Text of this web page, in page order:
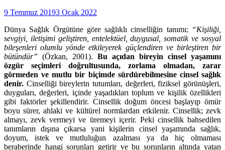
9 Temmuz 20193 Ocak 2022
Dünya Sağlık Örgütüne göre sağlıklı cinselliğin tanımı; “Kişiliği,
sevgiyi, iletişimi geliştiren, entelektüel, duygusal, somatik ve sosyal
bileşenleri olumlu yönde etkileyerek güçlendiren ve birleştiren bir
bütündür” (Özkan, 2001). Bu açıdan bireyin cinsel yaşamını
özgür seçimleri doğrultusunda, zorlama olmadan, zarar
görmeden ve mutlu bir biçimde sürdürebilmesine cinsel sağlık
denir. Cinselliği bireylerin tutumları, değerleri, fiziksel görünüşleri,
duyguları, değerleri, içinde yaşadıkları toplum ve kişilik özellikleri
gibi faktörler şekillendirir. Cinsellik doğum öncesi başlayıp ömür
boyu sürer, ahlaki ve kültürel normlardan etkilenir. Cinsellik; zevk
almayı, zevk vermeyi ve üremeyi içerir. Peki cinsellik bahsedilen
tanımların dışına çıkarsa yani kişilerin cinsel yaşamında sağlık,
doyum, istek ve mutluluğun azalması ya da hiç olmaması
beraberinde hangi sorunları getirir ve bu sorunların altında yatan